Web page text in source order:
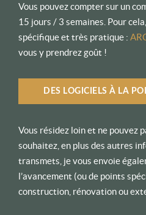
Vous pouvez compter sur un
15 jours / 3 semaines. Pour
spécifique et très pratique :
vous y prendrez goût !
DES LOGICIELS À LA
Vous résidez loin et ne pouvez
souhaitez, en plus des autres
transmets, je vous envoie
l’avancement (ou de points
construction, rénovation ou